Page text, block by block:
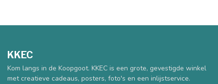
KKEC
Kom langs in de Koopgoot. KKEC is een grote, gevestigde winkel
met creatieve cadeaus, posters, foto's en een inlijstservice.